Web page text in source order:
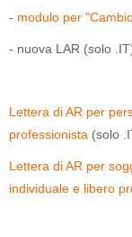
- modulo per
- nuova LAR (solo
Lettera di AR per
professionista (solo
Lettera di AR per
individuale e libero